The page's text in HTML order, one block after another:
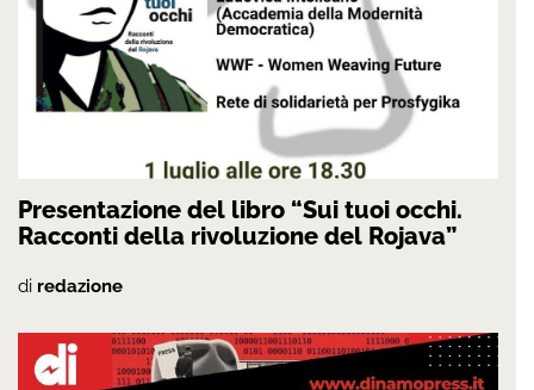
Presentazione del libro “Sui tuoi occhi.
Racconti della rivoluzione del Rojava”
di redazione